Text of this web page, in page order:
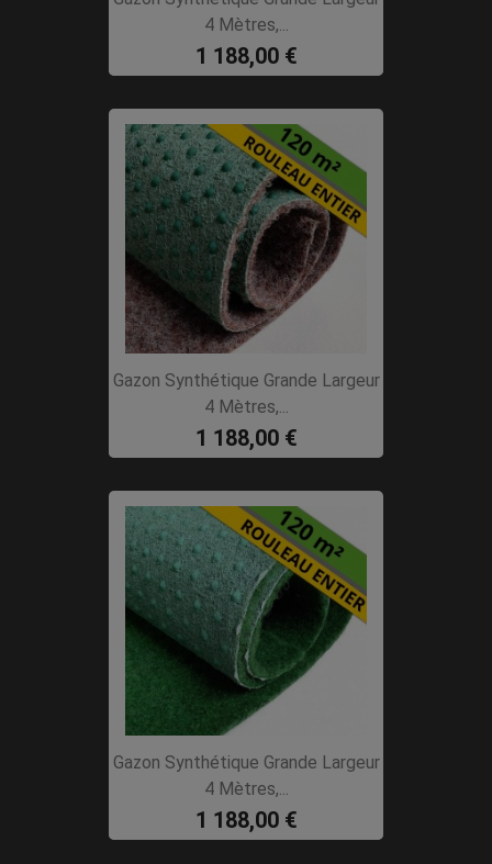
4 Mètres,...
1 188,00 €
Gazon Synthétique Grande Largeur
4 Mètres,...
1 188,00 €
Gazon Synthétique Grande Largeur
4 Mètres,...
1 188,00 €